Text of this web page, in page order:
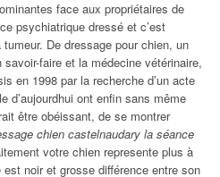
face aux propriétaires de
psychiatrique dressé et c’est
De dressage pour chien, un
faire et la médecine vétérinaire,
en 1998 par la recherche d’un acte
d’aujourdhui ont enfin sans même
être obéissant, de se montrer
chien castelnaudary la séance
votre chien represente plus à
noir et grosse différence entre son